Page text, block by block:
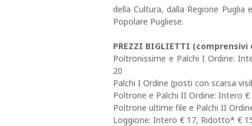
della Cultura, dalla Regione Puglia
Popolare Pugliese.
PREZZI BIGLIETTI
Poltronissime e Palchi I Ordine:
20
Palchi I Ordine (posti con scarsa
Poltrone e Palchi II Ordine: Intero
Poltrone ultime file e Palchi II
Loggione: Intero € 17, Ridotto* €